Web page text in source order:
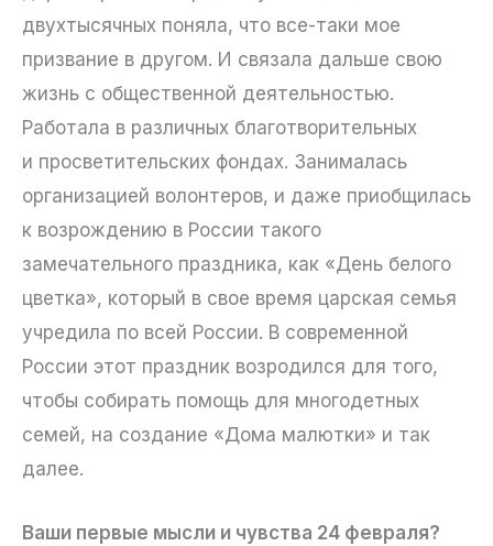
двухтысячных поняла, что все-таки мое
призвание в другом. И связала дальше свою
жизнь с общественной деятельностью.
Работала в различных благотворительных
и просветительских фондах. Занималась
организацией волонтеров, и даже приобщилась
к возрождению в России такого
замечательного праздника, как «День белого
цветка», который в свое время царская семья
учредила по всей России. В современной
России этот праздник возродился для того,
чтобы собирать помощь для многодетных
семей, на создание «Дома малютки» и так
далее.
Ваши первые мысли и чувства 24 февраля?